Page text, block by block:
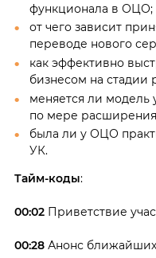
функционала в ОЦО;
от чего зависит
переводе нового
как эффективно
бизнесом на
меняется ли
по мере
была ли у ОЦО
УК.
Тайм-коды:
00:02 Приветствие
00:28Анонс